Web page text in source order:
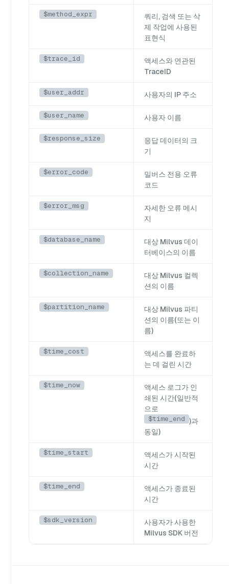
$method_expr
쿼리, 검색 또는 삭
제 작업에 사용된
표현식
$trace_id
액세스와 연관된
TraceID
$user_addr 사용자의 IP 주소
$user_name 사용자 이름
$response_size
응답 데이터의 크
기
$error_code
밀버스 전용 오류
코드
$error_msg
자세한 오류 메시
지
$database_name
대상 Milvus 데이
터베이스의 이름
$collection_name
대상 Milvus 컬렉
션의 이름
$partition_name
대상 Milvus 파티
션의 이름(또는 이
름)
$time_cost
액세스를 완료하
는 데 걸린 시간
$time_now
액세스 로그가 인
쇄된 시간(일반적
으로
$time_end )과
동일)
$time_start
액세스가 시작된
시간
$time_end
액세스가 종료된
시간
$sdk_version
사용자가 사용한
Milvus SDK 버전